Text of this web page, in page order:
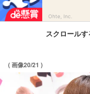
Ohte, Inc.
スクロール
( 画像20/21 )